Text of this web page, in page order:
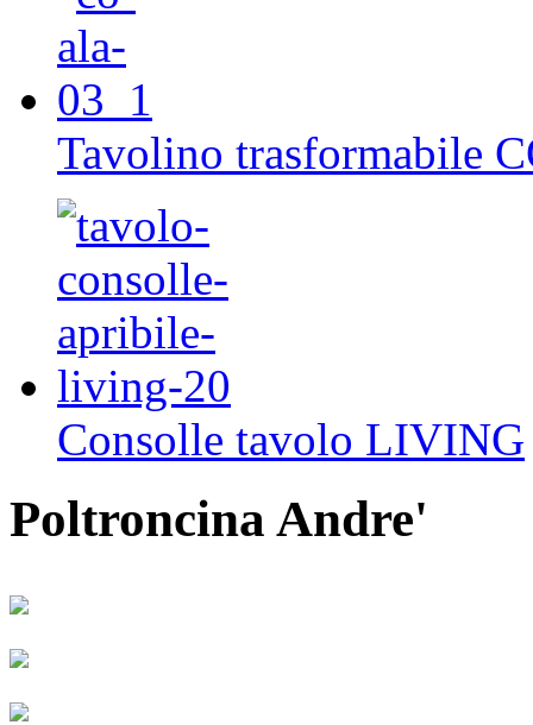
Tavolino trasformabile
Consolle tavolo LIVING
Poltroncina Andre'